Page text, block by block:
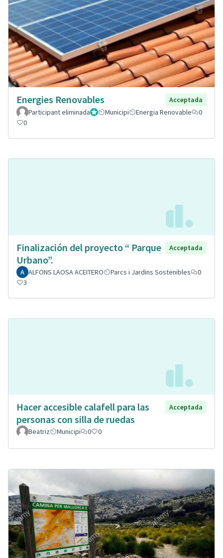
Energies Renovables
Acceptada
Participant eliminadaAdministrador
Municipi Energia Renovable
0
0
Finalización del proyecto “ Parque
Urbano”.
Acceptada
ALFONS LAOSA ACEITERO Parcs i Jardins Sostenibles
0
3
Hacer accesible calafell para las
personas con silla de ruedas
Acceptada
Beatriz Municipi 0 0